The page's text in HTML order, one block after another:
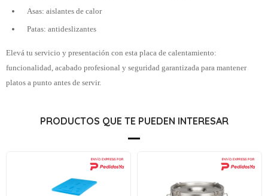
Asas: aislantes de calor
Patas: antideslizantes
Elevá tu servicio y presentación con esta placa de calentamiento:
funcionalidad, acabado profesional y seguridad garantizada para mantener
platos a punto antes de servir.
PRODUCTOS QUE TE PUEDEN INTERESAR